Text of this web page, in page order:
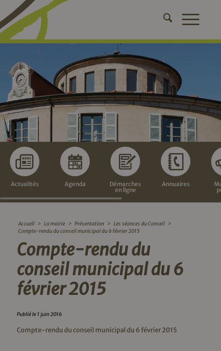
Actualités Agenda
Démarches
en ligne
Annuaires
Accueil > La mairie > Présentation > Les séances du Conseil >
Compte-rendu du conseil municipal du 6 février 2015
Compte-rendu du
conseil municipal du 6
février 2015
Publié le 1 juin 2016
Compte-rendu du conseil municipal du 6 février 2015